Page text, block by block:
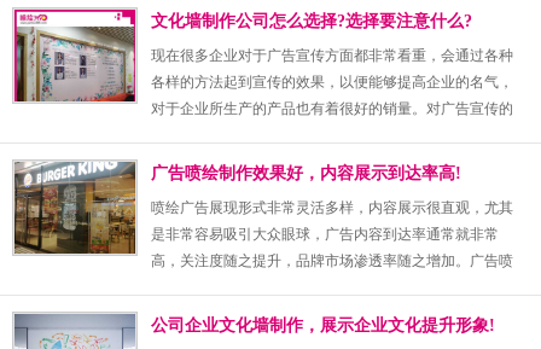
对方公司是否可靠呢?能不能尽快完成大量的喷绘订单呢?
文化墙制作公司怎么选择?选择要注意什么?
现在很多企业对于广告宣传方面都非常看重，会通过各种
各样的方法起到宣传的效果，以便能够提高企业的名气，
对于企业所生产的产品也有着很好的销量。对广告宣传的
多的企业会设置文化墙。那么对于文化墙制作公司的选择
要注意以下的几点。
广告喷绘制作效果好，内容展示到达率高!
喷绘广告展现形式非常灵活多样，内容展示很直观，尤其
是非常容易吸引大众眼球，广告内容到达率通常就非常
高，关注度随之提升，品牌市场渗透率随之增加。广告喷
直观。
公司企业文化墙制作，展示企业文化提升形象!